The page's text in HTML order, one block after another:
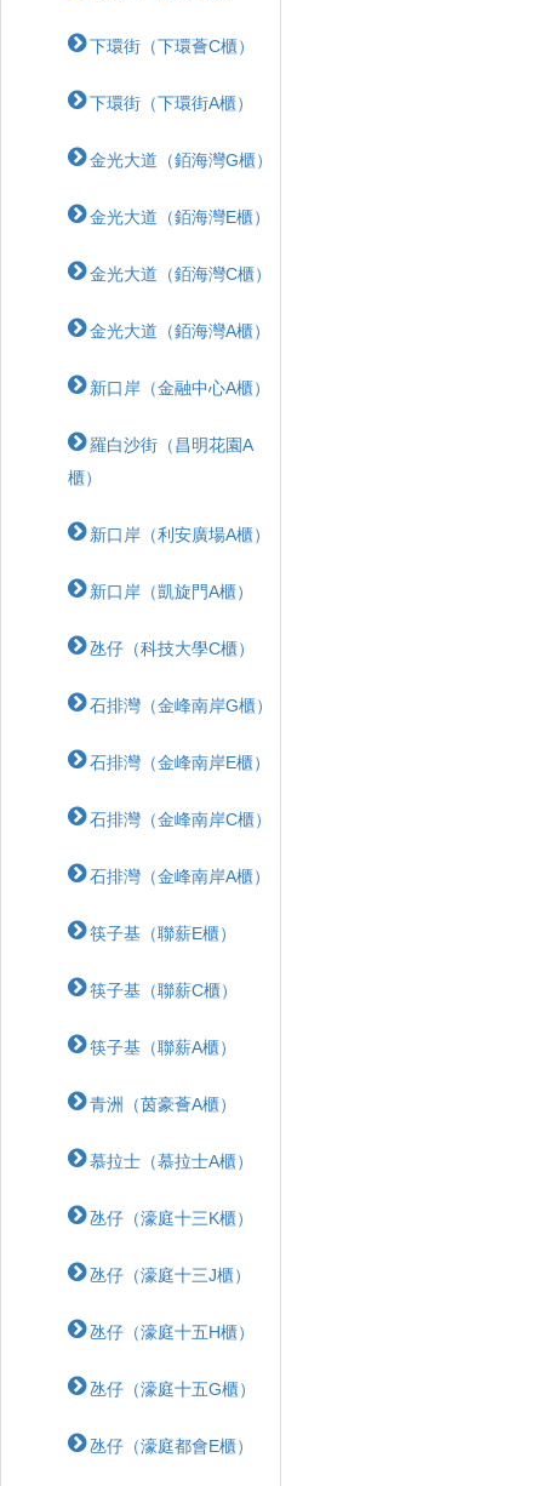
下環街（下環薈C櫃）
下環街（下環街A櫃）
金光大道（銆海灣G櫃）
金光大道（銆海灣E櫃）
金光大道（銆海灣C櫃）
金光大道（銆海灣A櫃）
新口岸（金融中心A櫃）
羅白沙街（昌明花園A
櫃）
新口岸（利安廣場A櫃）
新口岸（凱旋門A櫃）
氹仔（科技大學C櫃）
石排灣（金峰南岸G櫃）
石排灣（金峰南岸E櫃）
石排灣（金峰南岸C櫃）
石排灣（金峰南岸A櫃）
筷子基（聯薪E櫃）
筷子基（聯薪C櫃）
筷子基（聯薪A櫃）
青洲（茵豪薈A櫃）
慕拉士（慕拉士A櫃）
氹仔（濠庭十三K櫃）
氹仔（濠庭十三J櫃）
氹仔（濠庭十五H櫃）
氹仔（濠庭十五G櫃）
氹仔（濠庭都會E櫃）